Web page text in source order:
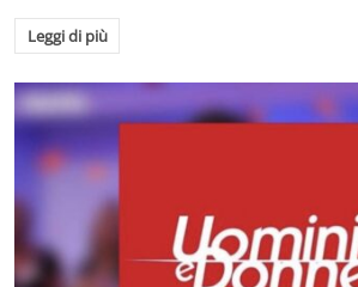
Leggi di più